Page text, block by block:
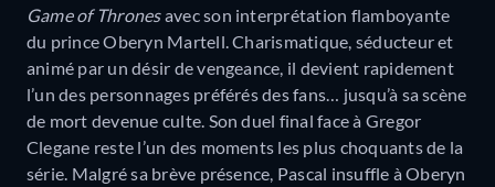
Game of Thronesavec son interprétation flamboyante
du prince Oberyn Martell. Charismatique, séducteur et
animé par un désir de vengeance, il devient rapidement
l’un des personnages préférés des fans… jusqu’à sa scène
de mort devenue culte. Son duel final face à Gregor
Clegane reste l’un des moments les plus choquants de la
série. Malgré sa brève présence, Pascal insuffle à Oberyn